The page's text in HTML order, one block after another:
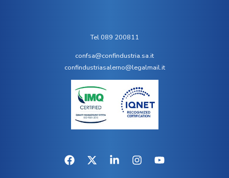
Tel 089 200811
confsa@confindustria.sa.it
confindustriasalerno@legalmail.it